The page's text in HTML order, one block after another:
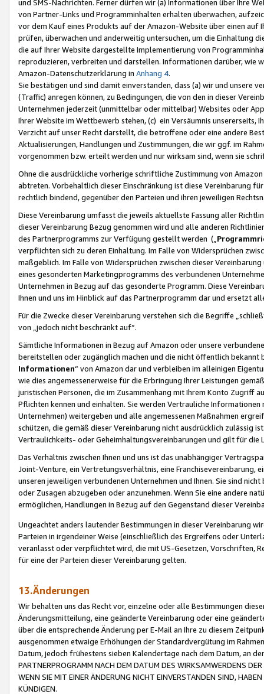
und SMS-Nachrichten. Ferner dürfen wir (a) Informationen über Ihre
von Partner-Links und Programminhalten erhalten überwachen,
vor dem Kauf eines Produkts auf der Amazon-Website über einen
prüfen, überwachen und anderweitig untersuchen, um die Einhaltung
die auf Ihrer Website dargestellte Implementierung von
reproduzieren, verbreiten und darstellen. Informationen darüber, wie
Amazon-Datenschutzerklärung in Anhang 4.
Sie bestätigen und sind damit einverstanden, dass (a) wir und
(Traffic) anregen können, zu Bedingungen, die von den in dieser
Unternehmen jederzeit (unmittelbar oder mittelbar) Websites oder
Ihrer Website im Wettbewerb stehen, (c) ein Versäumnis unsererseits,
Verzicht auf unser Recht darstellt, die betroffene oder eine andere
Aktualisierungen, Handlungen und Zustimmungen, die wir ggf. im
vorgenommen bzw. erteilt werden und nur wirksam sind, wenn sie
Ohne die ausdrückliche vorherige schriftliche Zustimmung von
abtreten. Vorbehaltlich dieser Einschränkung ist diese Vereinbarung
rechtlich bindend, gegenüber den Parteien und ihren jeweiligen
Diese Vereinbarung umfasst die jeweils aktuellste Fassung aller
dieser Vereinbarung Bezug genommen wird und alle anderen
des Partnerprogramms zur Verfügung gestellt werden („
verpflichten sich zu deren Einhaltung. Im Falle von Widersprüchen
maßgeblich. Im Falle von Widersprüchen zwischen dieser
eines gesonderten Marketingprogramms des verbundenen
Unternehmen in Bezug auf das gesonderte Programm. Diese
Ihnen und uns im Hinblick auf das Partnerprogramm dar und ersetzt
Für die Zwecke dieser Vereinbarung verstehen sich die Begriffe
von „jedoch nicht beschränkt auf“.
Sämtliche Informationen in Bezug auf Amazon oder unsere
bereitstellen oder zugänglich machen und die nicht öffentlich
Informationen“ von Amazon dar und verbleiben im alleinigen
wie dies angemessenerweise für die Erbringung Ihrer Leistungen
juristischen Personen, die im Zusammenhang mit Ihrem Konto
Pflichten kennen und einhalten. Sie werden Vertrauliche
Unternehmen) weitergeben und alle angemessenen Maßnahmen
schützen, die gemäß dieser Vereinbarung nicht ausdrücklich zulässig
Vertraulichkeits- oder Geheimhaltungsvereinbarungen und gilt für die
Das Verhältnis zwischen Ihnen und uns ist das unabhängiger
Joint-Venture, ein Vertretungsverhältnis, eine Franchisevereinbarung,
unseren jeweiligen verbundenen Unternehmen und Ihnen. Sie sind
oder Zusagen abzugeben oder anzunehmen. Wenn Sie eine andere
ermöglichen, Handlungen in Bezug auf den Gegenstand dieser
Ungeachtet anders lautender Bestimmungen in dieser Vereinbarung
Parteien in irgendeiner Weise (einschließlich des Ergreifens oder
veranlasst oder verpflichtet wird, die mit US-Gesetzen, Vorschriften,
für eine der Parteien dieser Vereinbarung gelten.
13.Änderungen
Wir behalten uns das Recht vor, einzelne oder alle Bestimmungen
Änderungsmitteilung, eine geänderte Vereinbarung oder eine
über die entsprechende Änderung per E-Mail an Ihre zu diesem
ausgenommen etwaige Erhöhungen der Standardvergütung im
Datum, jedoch frühestens sieben Kalendertage nach dem Datum, an
PARTNERPROGRAMM NACH DEM DATUM DES WIRKSAMWERDENS
WENN SIE MIT EINER ÄNDERUNG NICHT EINVERSTANDEN SIND,
KÜNDIGEN.